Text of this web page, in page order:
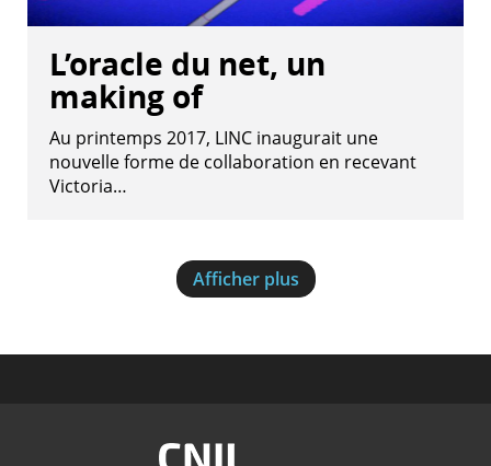
L’oracle du net, un
making of
Au printemps 2017, LINC inaugurait une
nouvelle forme de collaboration en recevant
Victoria…
Afficher plus
Image